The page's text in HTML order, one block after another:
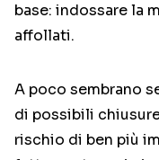
base: indossare la
affollati.
A poco sembrano
di possibili
rischio di ben più